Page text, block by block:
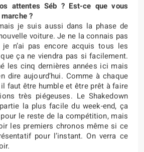
attentes Séb ? Est-ce que vous
?
je suis aussi dans la phase de
voiture. Je ne la connais pas
n’ai pas encore acquis tous les
ça ne viendra pas si facilement.
les cinq dernières années ici mais
dire aujourd’hui. Comme à chaque
faut être humble et être prêt à faire
très piégeuses. Le Shakedown
la plus facile du week-end, ça
le reste de la compétition, mais
les premiers chronos même si ce
pour l’instant. On verra ce